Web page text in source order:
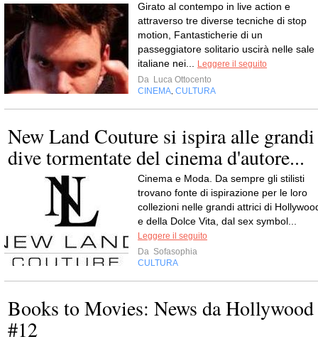
Girato al contempo in live action e
attraverso tre diverse tecniche di stop
motion, Fantasticherie di un
passeggiatore solitario uscirà nelle sale
italiane nei...
Leggere il seguito
Da Luca Ottocento
CINEMA CULTURA
New Land Couture si ispira alle grandi
dive tormentate del cinema d'autore...
Cinema e Moda. Da sempre gli stilisti
trovano fonte di ispirazione per le loro
collezioni nelle grandi attrici di
e della Dolce Vita, dal sex symbol...
Leggere il seguito
Da Sofasophia
CULTURA
Books to Movies: News da Hollywood
#12